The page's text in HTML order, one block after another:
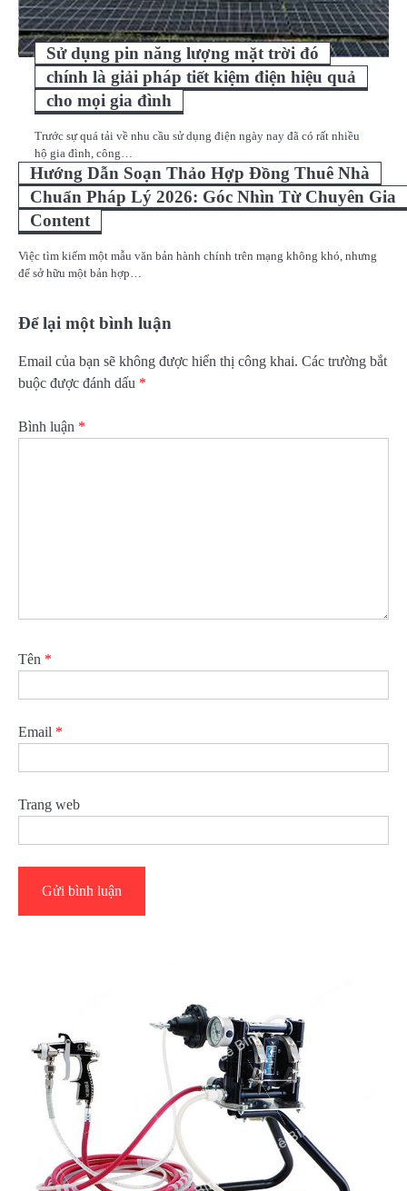
Sử dụng pin năng lượng mặt trời đó
chính là giải pháp tiết kiệm điện hiệu quả
cho mọi gia đình
Trước sự quá tải về nhu cầu sử dụng điện ngày nay đã có rất nhiều
hộ gia đình, công…
Hướng Dẫn Soạn Thảo Hợp Đồng Thuê Nhà
Chuẩn Pháp Lý 2026: Góc Nhìn Từ Chuyên Gia
Content
Việc tìm kiếm một mẫu văn bản hành chính trên mạng không khó, nhưng
để sở hữu một bản hợp…
Để lại một bình luận
Email của bạn sẽ không được hiển thị công khai. Các trường bắt
buộc được đánh dấu *
Bình luận *
Tên *
Email *
Trang web